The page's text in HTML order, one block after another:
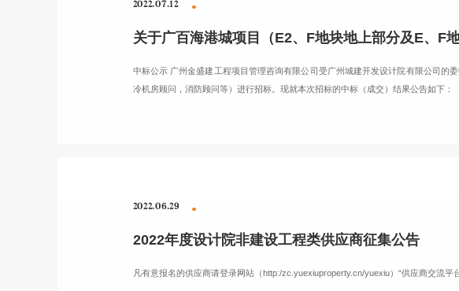
2022.07.12
中标公示 广州金盛建工程项目管理咨询有限公司受广州城建开发设计院有限公司的
冷机房顾问，消防顾问等）进行招标。现就本次招标的中标（成交）结果公告如下：
2022.06.29
2022年度设计院非建设工程类供应商征集公告
凡有意报名的供应商请登录网站（http:/zc.yuexiuproperty.cn/yuexiu）“供应商交流平